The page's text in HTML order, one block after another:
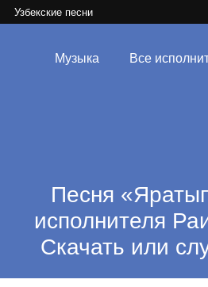
Узбекские песни
Музыка Все
Песня
исполнителя
Скачать или